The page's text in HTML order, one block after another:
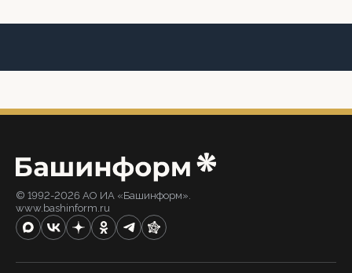
© 1992-2026 АО ИА «Башинформ».
www.bashinform.ru